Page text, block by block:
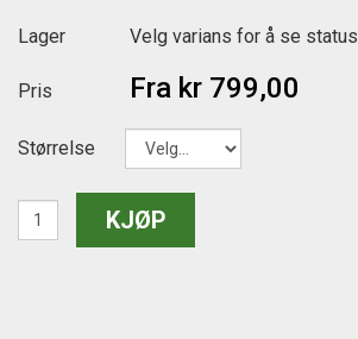
Lager Velg varians for å se status
Pris Fra kr 799,00
Størrelse